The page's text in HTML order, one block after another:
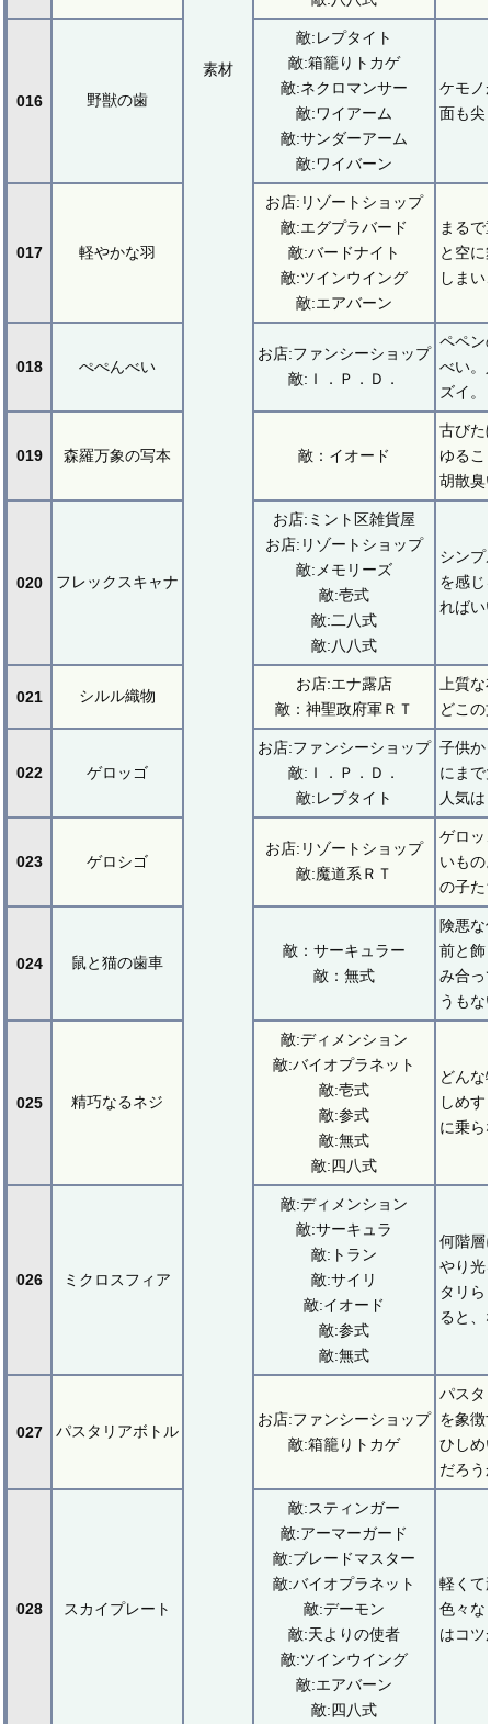
素材
016 野獣の歯
敵:レプタイト
敵:箱籠りトカゲ
敵:ネクロマンサー
敵:ワイアーム
敵:サンダーアーム
敵:ワイバーン
ケモノ
面も尖
017 軽やかな羽
お店:リゾートショップ
敵:エグプラバード
敵:バードナイト
敵:ツインウイング
敵:エアバーン
まるで
と空に
しま
018 ぺぺんべい
お店:ファンシーショップ
敵:Ｉ．Ｐ．Ｄ．
ペペン
べい。
ズイ。
019 森羅万象の写本 敵：イオード
古びた
ゆる
胡散臭
020 フレックスキャナ
お店:ミント区雑貨屋
お店:リゾートショップ
敵:メモリーズ
敵:壱式
敵:二八式
敵:八八式
シンプ
を感
ればい
021 シルル織物
お店:エナ露店
敵：神聖政府軍ＲＴ
上質な
どこの
022 ゲロッゴ
お店:ファンシーショップ
敵:Ｉ．Ｐ．Ｄ．
敵:レプタイト
子供か
にまで
人気は
023 ゲロシゴ
お店:リゾートショップ
敵:魔道系ＲＴ
ゲロッ
いもの
の子た
024 鼠と猫の歯車
敵：サーキュラー
敵：無式
険悪な
前と飾
み合っ
うもな
025 精巧なるネジ
敵:ディメンション
敵:バイオプラネット
敵:壱式
敵:参式
敵:無式
敵:四八式
どんな
しめ
に乗ら
026 ミクロスフィア
敵:ディメンション
敵:サーキュラ
敵:トラン
敵:サイリ
敵:イオード
敵:参式
敵:無式
何階層
やり光
タリ
ると、
027 パスタリアボトル
お店:ファンシーショップ
敵:箱籠りトカゲ
パスタ
を象徴
ひしめ
だろう
028 スカイプレート
敵:スティンガー
敵:アーマーガード
敵:ブレードマスター
敵:バイオプラネット
敵:デーモン
敵:天よりの使者
敵:ツインウイング
敵:エアバーン
敵:四八式
軽くて
色々な
はコツ